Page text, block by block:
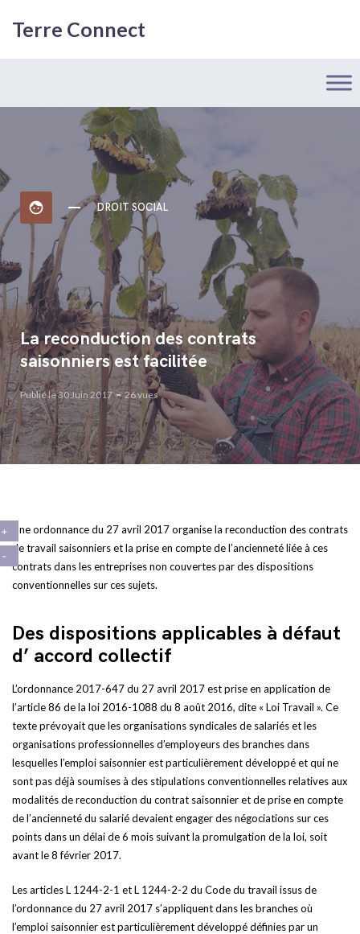
Terre Connect
face DROIT SOCIAL
La reconduction des contrats
saisonniers est facilitée
Publié le 30 Juin 2017 26 vues
Une ordonnance du 27 avril 2017 organise la reconduction des contrats
de travail saisonniers et la prise en compte de l’ancienneté liée à ces
contrats dans les entreprises non couvertes par des dispositions
conventionnelles sur ces sujets.
Des dispositions applicables à défaut
d’ accord collectif
L’ordonnance 2017-647 du 27 avril 2017 est prise en application de
l’article 86 de la loi 2016-1088 du 8 août 2016, dite « Loi Travail ». Ce
texte prévoyait que les organisations syndicales de salariés et les
organisations professionnelles d’employeurs des branches dans
lesquelles l’emploi saisonnier est particulièrement développé et qui ne
sont pas déjà soumises à des stipulations conventionnelles relatives aux
modalités de reconduction du contrat saisonnier et de prise en compte
de l’ancienneté du salarié devaient engager des négociations sur ces
points dans un délai de 6 mois suivant la promulgation de la loi, soit
avant le 8 février 2017.
Les articles L 1244-2-1 et L 1244-2-2 du Code du travail issus de
l’ordonnance du 27 avril 2017 s’appliquent dans les branches où
l’emploi saisonnier est particulièrement développé définies par un